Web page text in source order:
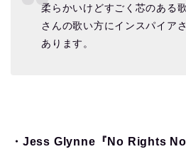
柔らかいけどすごく芯のある
さんの歌い方にインスパイア
あります。
・Jess Glynne『No Rights